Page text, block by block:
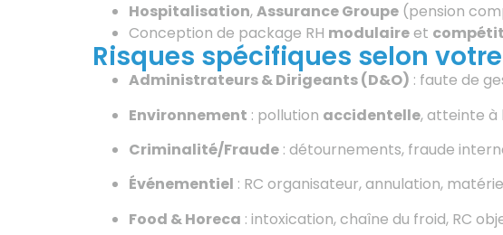
Hospitalisation,Assurance Groupe (pension
Conception de package RH modulaireet
Risques spécifiques selon
Administrateurs & Dirigeants (D&O) : faute de
Environnement : pollution accidentelle, atteinte à
Criminalité/Fraude : détournements, fraude
Événementiel : RC organisateur, annulation,
Food & Horeca : intoxication, chaîne du froid, RC